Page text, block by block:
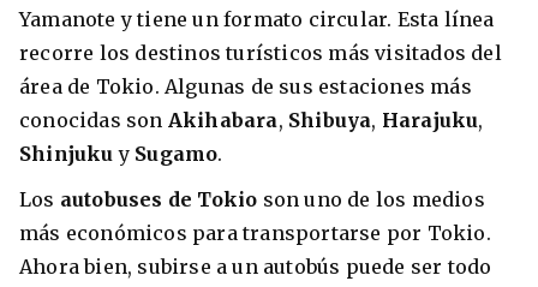
Yamanote y tiene un formato circular. Esta línea
recorre los destinos turísticos más visitados del
área de Tokio. Algunas de sus estaciones más
conocidas son Akihabara, Shibuya, Harajuku,
Shinjukuy Sugamo.
Los autobuses de Tokio son uno de los medios
más económicos para transportarse por Tokio.
Ahora bien, subirse a un autobús puede ser todo